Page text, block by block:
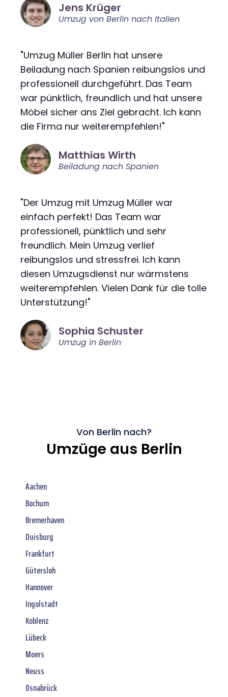
Jens Krüger
Umzug von Berlin nach Italien
"Umzug Müller Berlin hat unsere
Beiladung nach Spanien reibungslos und
professionell durchgeführt. Das Team
war pünktlich, freundlich und hat unsere
Möbel sicher ans Ziel gebracht. Ich kann
die Firma nur weiterempfehlen!"
Matthias Wirth
Beiladung nach Spanien
"Der Umzug mit Umzug Müller war
einfach perfekt! Das Team war
professionell, pünktlich und sehr
freundlich. Mein Umzug verlief
reibungslos und stressfrei. Ich kann
diesen Umzugsdienst nur wärmstens
weiterempfehlen. Vielen Dank für die tolle
Unterstützung!"
Sophia Schuster
Umzug in Berlin
Von Berlin nach?
Umzüge aus Berlin
Aachen
Bochum
Bremerhaven
Duisburg
Frankfurt
Gütersloh
Hannover
Ingolstadt
Koblenz
Lübeck
Moers
Neuss
Osnabrück